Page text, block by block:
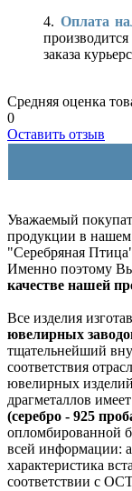
4. Оплата
заказа
Средняя оценка
0
Оставить отзыв
Уважаемый
продукции в
"Серебряная
Именно поэтому
качестве нашей
Все изделия
ювелирных
тщательнейший
соответствия
ювелирных изделий
драгметаллов имеет
(серебро - 925
опломбированной
всей информации:
характеристика
соответствии с